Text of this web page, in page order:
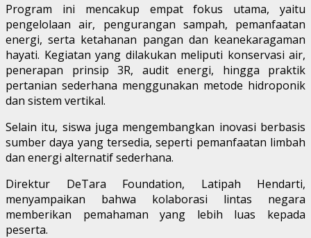
Program ini mencakup empat fokus utama, yaitu
pengelolaan air, pengurangan sampah, pemanfaatan
energi, serta ketahanan pangan dan keanekaragaman
hayati. Kegiatan yang dilakukan meliputi konservasi air,
penerapan prinsip 3R, audit energi, hingga praktik
pertanian sederhana menggunakan metode hidroponik
dan sistem vertikal.
Selain itu, siswa juga mengembangkan inovasi berbasis
sumber daya yang tersedia, seperti pemanfaatan limbah
dan energi alternatif sederhana.
Direktur DeTara Foundation, Latipah Hendarti,
menyampaikan bahwa kolaborasi lintas negara
memberikan pemahaman yang lebih luas kepada
peserta.